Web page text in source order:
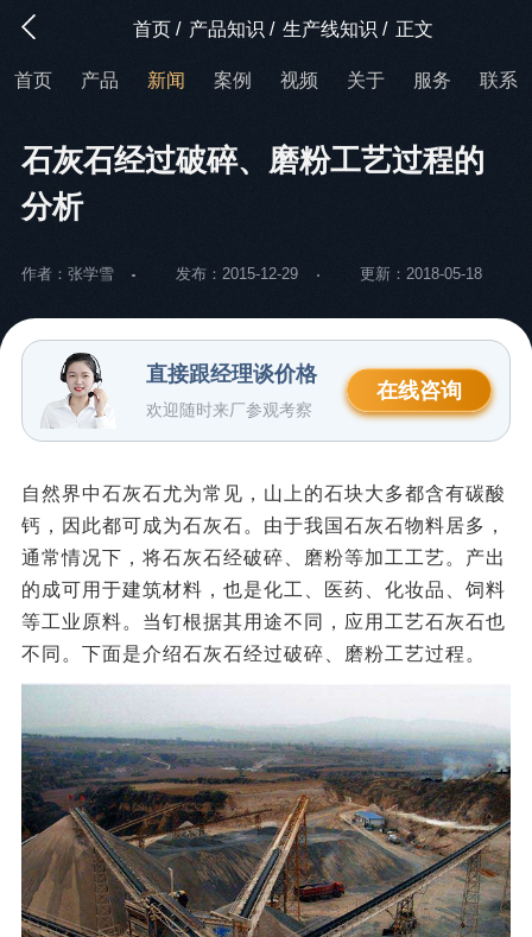
首页 / 产品知识 / 生产线知识 / 正文
首页 产品 新闻 案例 视频 关于 服务 联系
石灰石经过破碎、磨粉工艺过程的
分析
作者：张学雪 发布：2015-12-29 更新：2018-05-18
直接跟经理谈价格
欢迎随时来厂参观考察
在线咨询
自然界中石灰石尤为常见，山上的石块大多都含有碳酸
钙，因此都可成为石灰石。由于我国石灰石物料居多，
通常情况下，将石灰石经破碎、磨粉等加工工艺。产出
的成可用于建筑材料，也是化工、医药、化妆品、饲料
等工业原料。当钉根据其用途不同，应用工艺石灰石也
不同。下面是介绍石灰石经过破碎、磨粉工艺过程。